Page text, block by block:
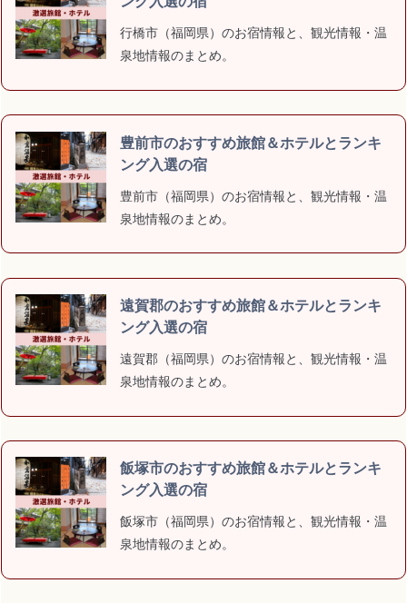
行橋市（福岡県）のお宿情報と、観光情報・温
泉地情報のまとめ。
豊前市のおすすめ旅館＆ホテルとランキ
ング入選の宿
豊前市（福岡県）のお宿情報と、観光情報・温
泉地情報のまとめ。
遠賀郡のおすすめ旅館＆ホテルとランキ
ング入選の宿
遠賀郡（福岡県）のお宿情報と、観光情報・温
泉地情報のまとめ。
飯塚市のおすすめ旅館＆ホテルとランキ
ング入選の宿
飯塚市（福岡県）のお宿情報と、観光情報・温
泉地情報のまとめ。